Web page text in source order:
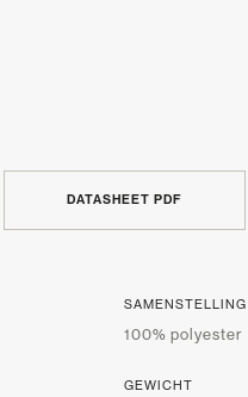
DATASHEET PDF
SAMENSTELLING
100% polyester
GEWICHT